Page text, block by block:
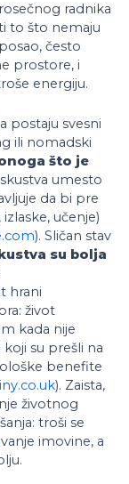
radnika
to što nemaju
često
prostore, i
energiju.
postaju svesni
ili nomadski
što je
umesto
da bi pre
učenje)
). Sličan stav
su bolja
hrani
život
kada nije
su prešli na
benefite
). Zaista,
životnog
troši se
imovine, a